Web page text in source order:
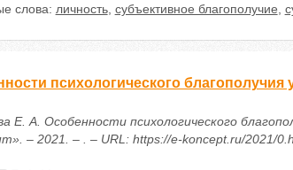
слова: личность, субъективное благополучие
психологического благополучия
Е. А. Особенности психологического
– 2021. – . – URL: https://e-koncept.ru/2021/